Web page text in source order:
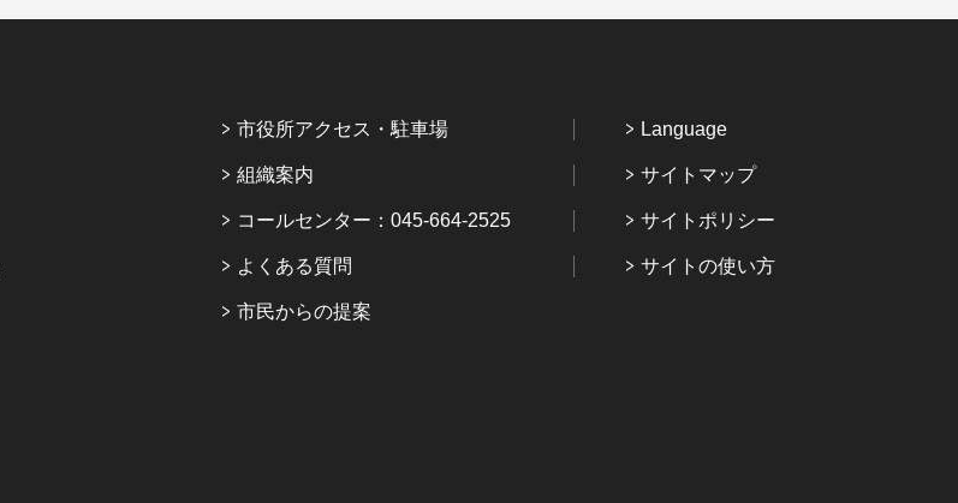
市役所アクセス・駐車場
組織案内
コールセンター：045-664-2525
よくある質問
市民からの提案
Language
サイトマップ
サイトポリシー
サイトの使い方